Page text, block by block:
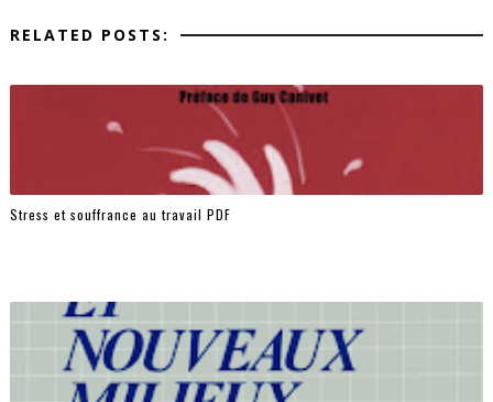
RELATED POSTS:
Stress et souffrance au travail PDF